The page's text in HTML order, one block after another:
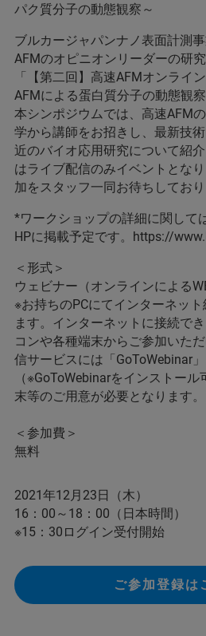
パク質分子の動態観察～
ブルカージャパンナノ表面計測
AFMのオピニオンリーダーの研
「【第二回】高速AFMオンライ
AFMによる蛋白質分子の動態観
本シンポジウムでは、高速AFM
学から講師をお招きし、最新技
近のバイオ応用研究について紹
はライブ配信のみイベントとな
加をスタッフ一同お待ちしており
*ワークショップの詳細に関して
HPに掲載予定です。​https://
＜形式＞
ウェビナー（オンラインによる
※お持ちのPCにてインターネッ
ます。インターネットに接続で
コンや各種端末からご参加いた
信サービスには「GoToWebinar」
（※GoToWebinarをインストー
末等のご用意が必要となります。
＜参加費＞
無料
2021年12月23日（木）
16：00～18：00（日本時間）
※15：30ログイン受付開始
ご参加登録は